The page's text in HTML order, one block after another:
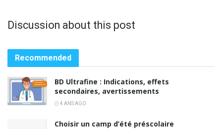
Discussion about this post
Recommended
BD Ultrafine : Indications, effets
secondaires, avertissements
4 ANS AGO
Choisir un camp d’été préscolaire